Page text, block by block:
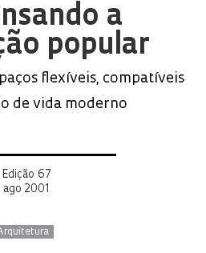
a
popular
flexíveis, compatíveis
de vida moderno
Edição 67
ago 2001